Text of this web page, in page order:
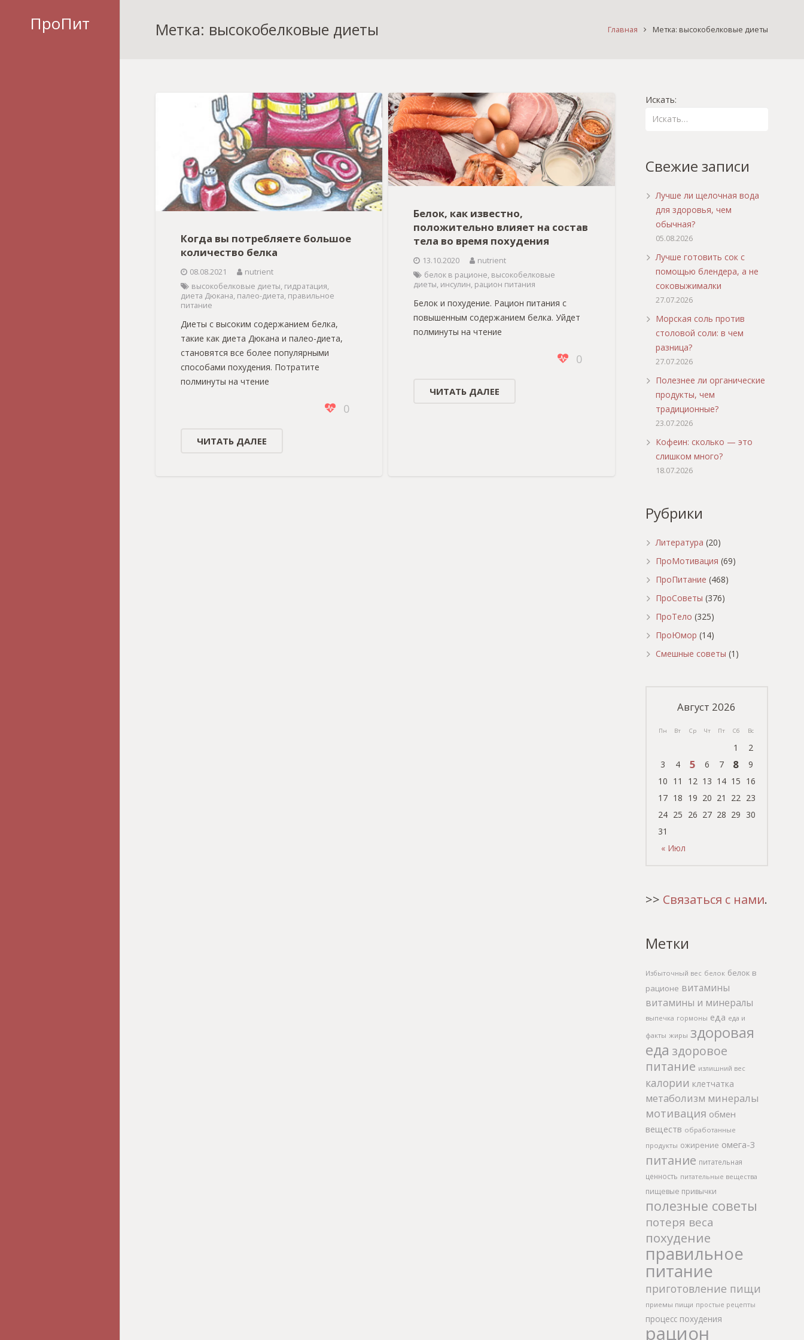
ПроПит Метка: высокобелковые диеты Главная Метка: высокобелковые диеты
Когда вы потребляете большое
количество белка
08.08.2021
nutrient
высокобелковые диеты, гидратация,
диета Дюкана, палео-диета, правильное
питание
Диеты с высоким содержанием белка,
такие как диета Дюкана и палео-диета,
становятся все более популярными
способами похудения. Потратите
полминуты на чтение
0
ЧИТАТЬ ДАЛЕЕ
Белок, как известно,
положительно влияет на состав
тела во время похудения
13.10.2020
nutrient
белок в рационе, высокобелковые
диеты, инсулин, рацион питания
Белок и похудение. Рацион питания с
повышенным содержанием белка. Уйдет
полминуты на чтение
0
ЧИТАТЬ ДАЛЕЕ
Искать:
Свежие записи
Лучше ли щелочная вода
для здоровья, чем
обычная?
05.08.2026
Лучше готовить сок с
помощью блендера, а не
соковыжималки
27.07.2026
Морская соль против
столовой соли: в чем
разница?
27.07.2026
Полезнее ли органические
продукты, чем
традиционные?
23.07.2026
Кофеин: сколько — это
слишком много?
18.07.2026
Рубрики
Литература (20)
ПроМотивация (69)
ПроПитание (468)
ПроСоветы (376)
ПроТело (325)
ПроЮмор (14)
Смешные советы (1)
Август 2026
Пн Вт Ср Чт Пт Сб Вс
« Июл
1
2
3
4 5 6 7 8
9
10 11 12 13 14 15 16
17 18 19 20 21 22 23
24 25 26 27 28 29 30
31
>> Связаться с нами.
Метки
Избыточный вес белок белок в
рационе витамины
витамины и минералы
выпечка гормоны еда еда и
факты жиры здоровая
еда здоровое
питание излишний вес
калории клетчатка
метаболизм минералы
мотивация обмен
веществ обработанные
продукты ожирение омега-3
питание питательная
ценность питательные вещества
пищевые привычки
полезные советы
потеря веса
похудение
правильное
питание
приготовление пищи
приемы пищи простые рецепты
процесс похудения
рацион